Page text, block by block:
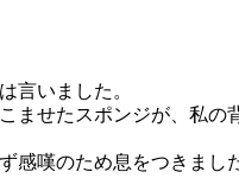
言いました。
ませたスポンジが、私の
嘆のため息をつきまし